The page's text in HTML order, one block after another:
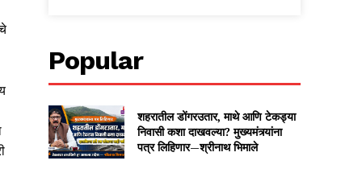
Popular
शहरातील डोंगरउतार, माथे आणि टेकड्या
निवासी कशा दाखवल्या? मुख्यमंत्र्यांना
पत्र लिहिणार—श्रीनाथ भिमाले